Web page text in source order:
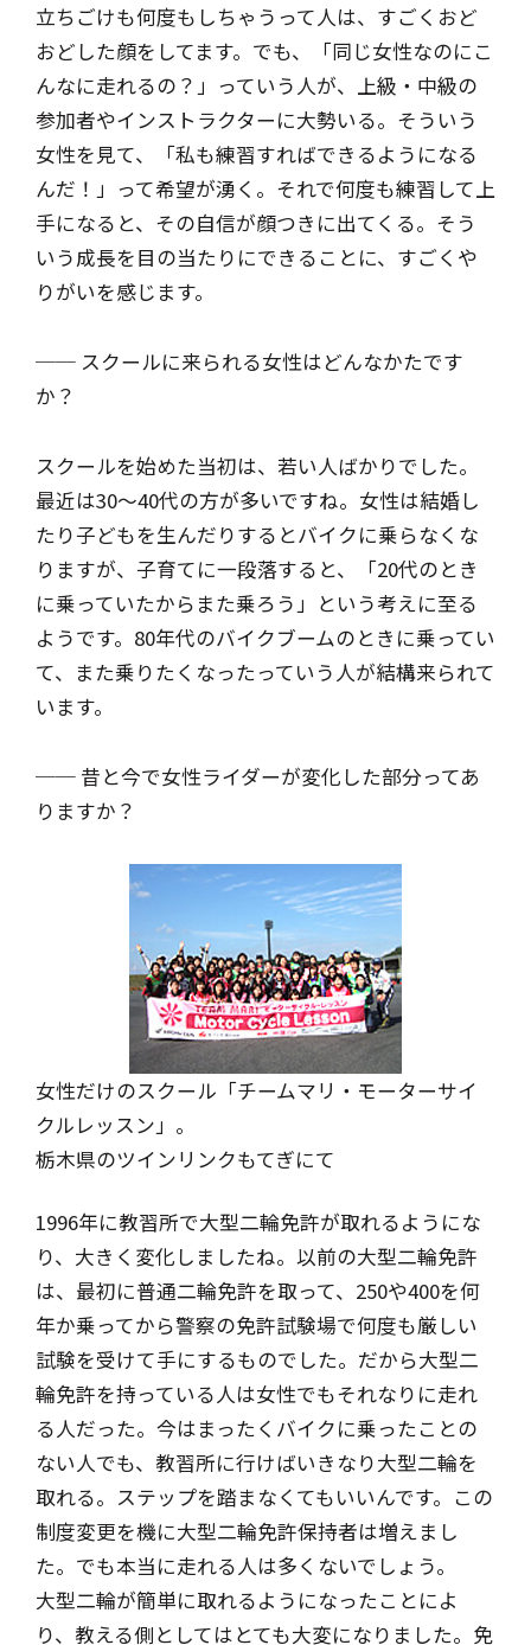
立ちごけも何度もしちゃうって人は、すごくおど
おどした顔をしてます。でも、「同じ女性なのにこ
んなに走れるの？」っていう人が、上級・中級の
参加者やインストラクターに大勢いる。そういう
女性を見て、「私も練習すればできるようになる
んだ！」って希望が湧く。それで何度も練習して上
手になると、その自信が顔つきに出てくる。そう
いう成長を目の当たりにできることに、すごくや
りがいを感じます。
── スクールに来られる女性はどんなかたです
か？
スクールを始めた当初は、若い人ばかりでした。
最近は30～40代の方が多いですね。女性は結婚し
たり子どもを生んだりするとバイクに乗らなくな
りますが、子育てに一段落すると、「20代のとき
に乗っていたからまた乗ろう」という考えに至る
ようです。80年代のバイクブームのときに乗ってい
て、また乗りたくなったっていう人が結構来られて
います。
── 昔と今で女性ライダーが変化した部分ってあ
りますか？
女性だけのスクール「チームマリ・モーターサイ
クルレッスン」。
栃木県のツインリンクもてぎにて
1996年に教習所で大型二輪免許が取れるようにな
り、大きく変化しましたね。以前の大型二輪免許
は、最初に普通二輪免許を取って、250や400を何
年か乗ってから警察の免許試験場で何度も厳しい
試験を受けて手にするものでした。だから大型二
輪免許を持っている人は女性でもそれなりに走れ
る人だった。今はまったくバイクに乗ったことの
ない人でも、教習所に行けばいきなり大型二輪を
取れる。ステップを踏まなくてもいいんです。この
制度変更を機に大型二輪免許保持者は増えまし
た。でも本当に走れる人は多くないでしょう。
大型二輪が簡単に取れるようになったことによ
り、教える側としてはとても大変になりました。免